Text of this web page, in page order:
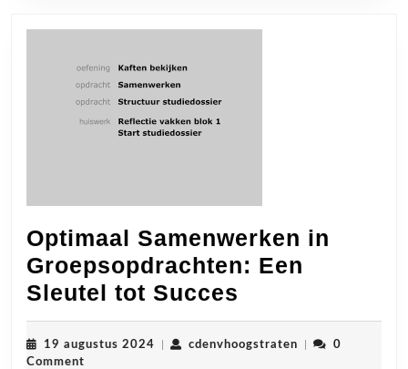
Optimaal Samenwerken in
Groepsopdrachten: Een
Sleutel tot Succes
Samenwerken
in
19 augustus 2024 19
cdenvhoogstratencdenvhoogstraten
0
Comment